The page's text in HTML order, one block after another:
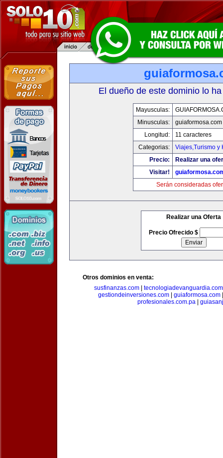
El dueño de este dominio lo
Mayusculas:
Minusculas:
guiaformosa.com
Longitud:
11 caracteres
Categorias:
Viajes,Turismo y
Precio:
Realizar una
Visitar!
Serán consideradas
Realizar una Oferta
Precio Ofrecido $
Otros dominios en venta:
susfinanzas.com| tecnologiadevanguardia.com
gestiondeinversiones.com| guiaformosa.com
profesionales.com.pa